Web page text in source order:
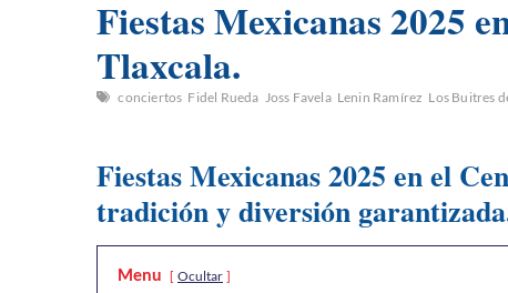
Fiestas Mexicanas 2025
Tlaxcala.
conciertos Fidel Rueda Joss Favela Lenin Ramírez Los Buitres
Fiestas Mexicanas 2025 en el
tradición y diversión
Menu Ocultar